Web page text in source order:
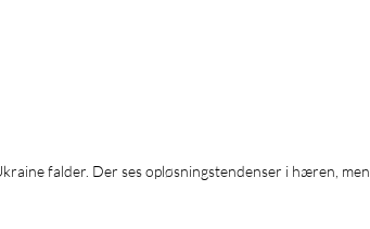
falder. Der ses opløsningstendenser i hæren, men